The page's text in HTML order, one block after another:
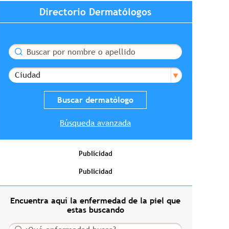
Directorio Dermatólogos
Buscar
Ciudad
Búsqueda avanzada
Publicidad
Publicidad
Encuentra aquí la enfermedad de la piel que
estas buscando